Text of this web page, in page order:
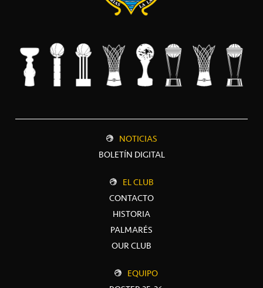
NOTICIAS
BOLETÍN DIGITAL
EL CLUB
CONTACTO
HISTORIA
PALMARÉS
OUR CLUB
EQUIPO